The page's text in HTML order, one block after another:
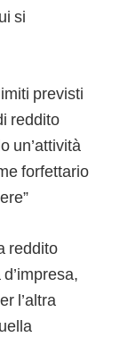
si
previsti
reddito
un’attività
forfettario
reddito
l’altra